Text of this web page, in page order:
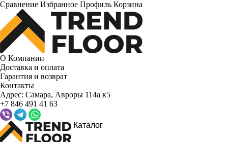
Сравнение Избранное Профиль Корзина
О Компании
Доставка и оплата
Гарантия и возврат
Контакты
Адрес: Самара, Авроры 114а к5
+7 846 491 41 63
Каталог